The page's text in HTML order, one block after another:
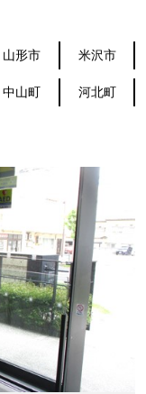
山形市 米沢市
中山町 河北町